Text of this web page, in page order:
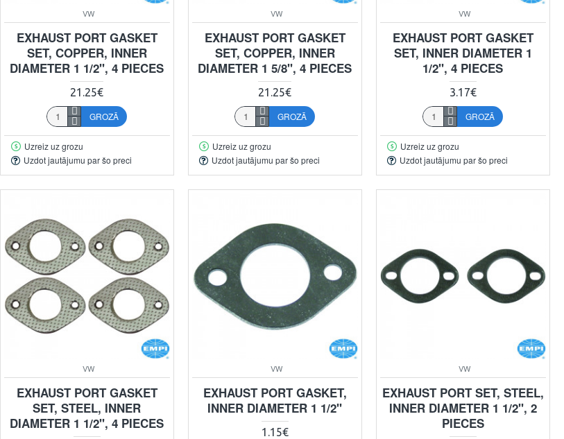
VW
EXHAUST PORT GASKET
SET, COPPER, INNER
DIAMETER 1 1/2", 4 PIECES
21.25€
GROZĀ
Uzreiz uz grozu
Uzdot jautājumu par šo preci
VW
EXHAUST PORT GASKET
SET, COPPER, INNER
DIAMETER 1 5/8", 4 PIECES
21.25€
GROZĀ
Uzreiz uz grozu
Uzdot jautājumu par šo preci
VW
EXHAUST PORT GASKET
SET, INNER DIAMETER 1
1/2", 4 PIECES
3.17€
GROZĀ
Uzreiz uz grozu
Uzdot jautājumu par šo preci
VW
EXHAUST PORT GASKET
SET, STEEL, INNER
DIAMETER 1 1/2", 4 PIECES
VW
EXHAUST PORT GASKET,
INNER DIAMETER 1 1/2"
1.15€
VW
EXHAUST PORT SET, STEEL,
INNER DIAMETER 1 1/2", 2
PIECES